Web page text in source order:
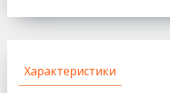
Характеристики